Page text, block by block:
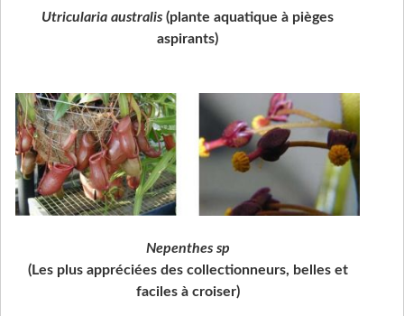
Utricularia australis (plante aquatique à pièges
aspirants)
Nepenthes sp
(Les plus appréciées des collectionneurs, belles et
faciles à croiser)